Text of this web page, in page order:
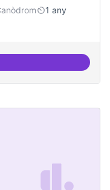
1 any
feminisme digital